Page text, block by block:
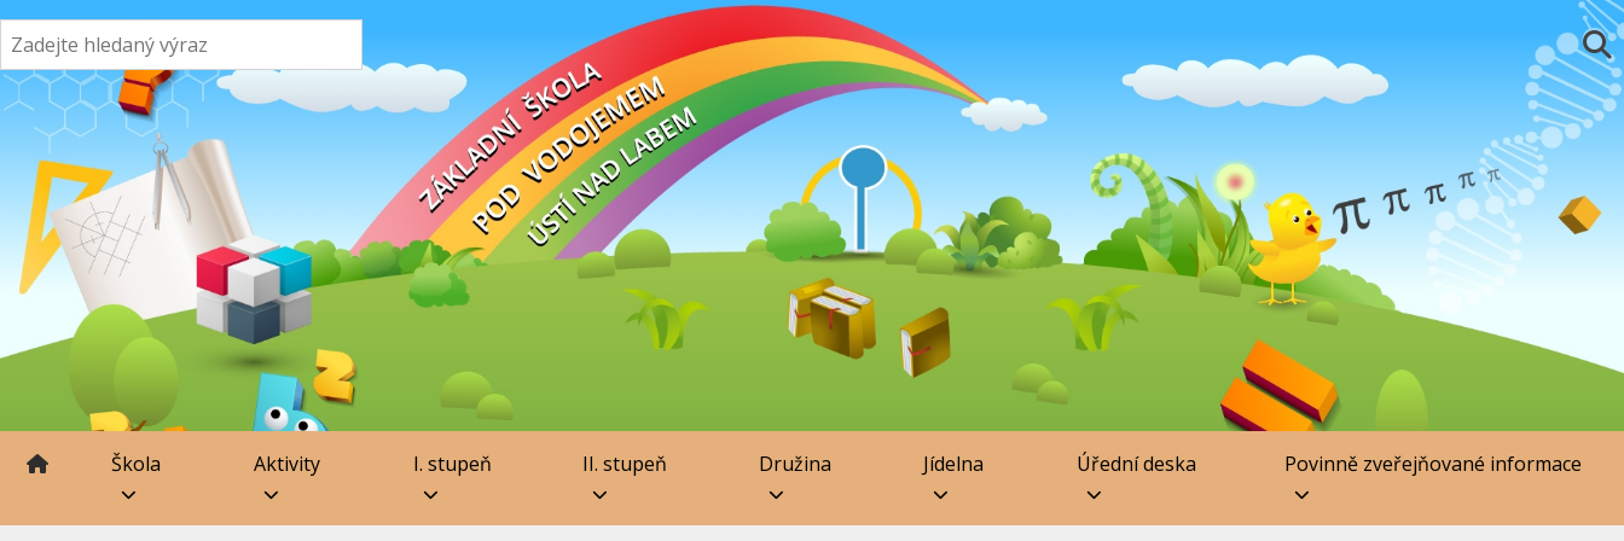
Škola Aktivity I. stupeň II. stupeň Družina Jídelna Úřední deska Povinně zveřejňované informace